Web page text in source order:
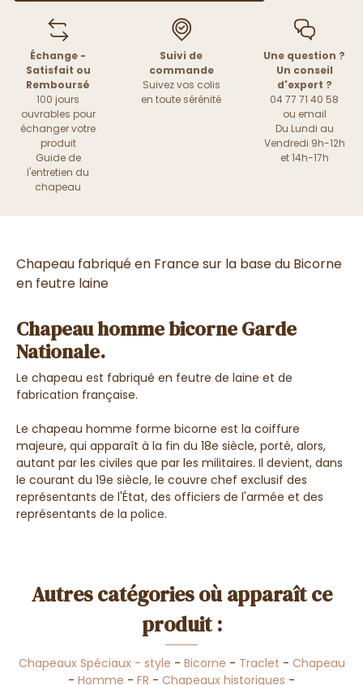
Échange -
Satisfait ou
Remboursé
100 jours
ouvrables pour
échanger votre
produit
Guide de
l'entretien du
chapeau
Suivi de
commande
Suivez vos colis
en toute sérénité
Une question ?
Un conseil
d'expert ?
04 77 71 40 58
ou email
Du Lundi au
Vendredi 9h-12h
et 14h-17h
Chapeau fabriqué en France sur la base du Bicorne
en feutre laine
Chapeau homme bicorne Garde
Nationale.
Le chapeau est fabriqué en feutre de laine et de
fabrication française.
Le chapeau homme forme bicorne est la coiffure
majeure, qui apparaît à la fin du 18e siècle, porté, alors,
autant par les civiles que par les militaires. Il devient, dans
le courant du 19e siècle, le couvre chef exclusif des
représentants de l'État, des officiers de l'armée et des
représentants de la police.
Autres catégories où apparaît ce
produit :
Chapeaux Spéciaux - style - Bicorne - Traclet - Chapeau
- Homme - FR - Chapeaux historiques -